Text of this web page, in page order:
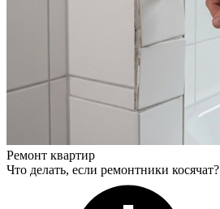
Ремонт квартир
Что делать, если ремонтники косячат?